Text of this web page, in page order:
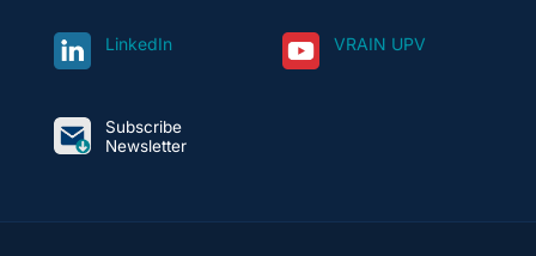
LinkedIn VRAIN UPV
Subscribe
Newsletter